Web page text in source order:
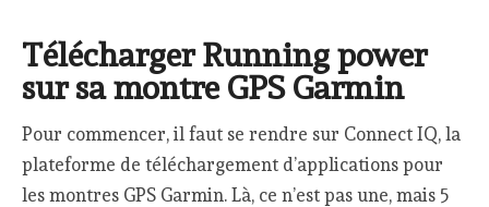
Télécharger Running power
sur sa montre GPS Garmin
Pour commencer, il faut se rendre sur Connect IQ, la
plateforme de téléchargement d’applications pour
les montres GPS Garmin. Là, ce n’est pas une, mais 5